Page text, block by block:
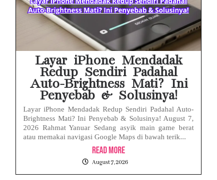
Babak Baru Kasus Febrie Adriansyah, Rencana Praperadilan Penyitaan Emas dan Uang Tunai Jadi Sorotan
Baterai Apple Watch Cepat Boros? Ini Penyebab dan Cara Mengatasinya
HP Huawei Cepat Panas? Ini Penyebab Utama dan Cara Mengatasinya
Layar iPhone Mendadak
Redup Sendiri Padahal
Auto-Brightness Mati? Ini
Penyebab & Solusinya!
Layar iPhone Mendadak Redup Sendiri Padahal Auto-
Brightness Mati? Ini Penyebab & Solusinya! August 7,
2026 Rahmat Yanuar Sedang asyik main game berat
atau memakai navigasi Google Maps di bawah terik...
Read More
August 7, 2026